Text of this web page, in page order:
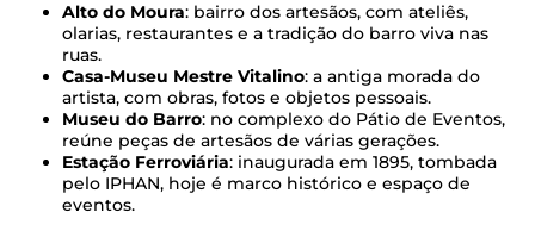
Alto do Moura: bairro dos artesãos, com ateliês,
olarias, restaurantes e a tradição do barro viva nas
ruas.
Casa-Museu Mestre Vitalino: a antiga morada do
artista, com obras, fotos e objetos pessoais.
Museu do Barro: no complexo do Pátio de Eventos,
reúne peças de artesãos de várias gerações.
Estação Ferroviária: inaugurada em 1895, tombada
pelo IPHAN, hoje é marco histórico e espaço de
eventos.